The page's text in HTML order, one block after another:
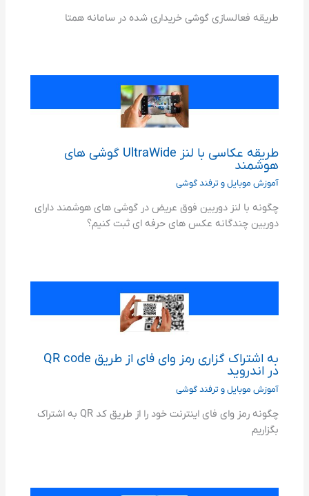
طریقه فعالسازی گوشی خریداری شده در سامانه همتا
طریقه عکاسی با لنز UltraWide گوشی های
هوشمند
آموزش موبایل و ترفند گوشی
چگونه با لنز دوربین فوق عریض در گوشی های هوشمند دارای
دوربین چندگانه عکس های حرفه ای ثبت کنیم؟
به اشتراک گزاری رمز وای فای از طریق QR code
در اندروید
آموزش موبایل و ترفند گوشی
چگونه رمز وای فای اینترنت خود را از طریق کد QR به اشتراک
بگزاریم